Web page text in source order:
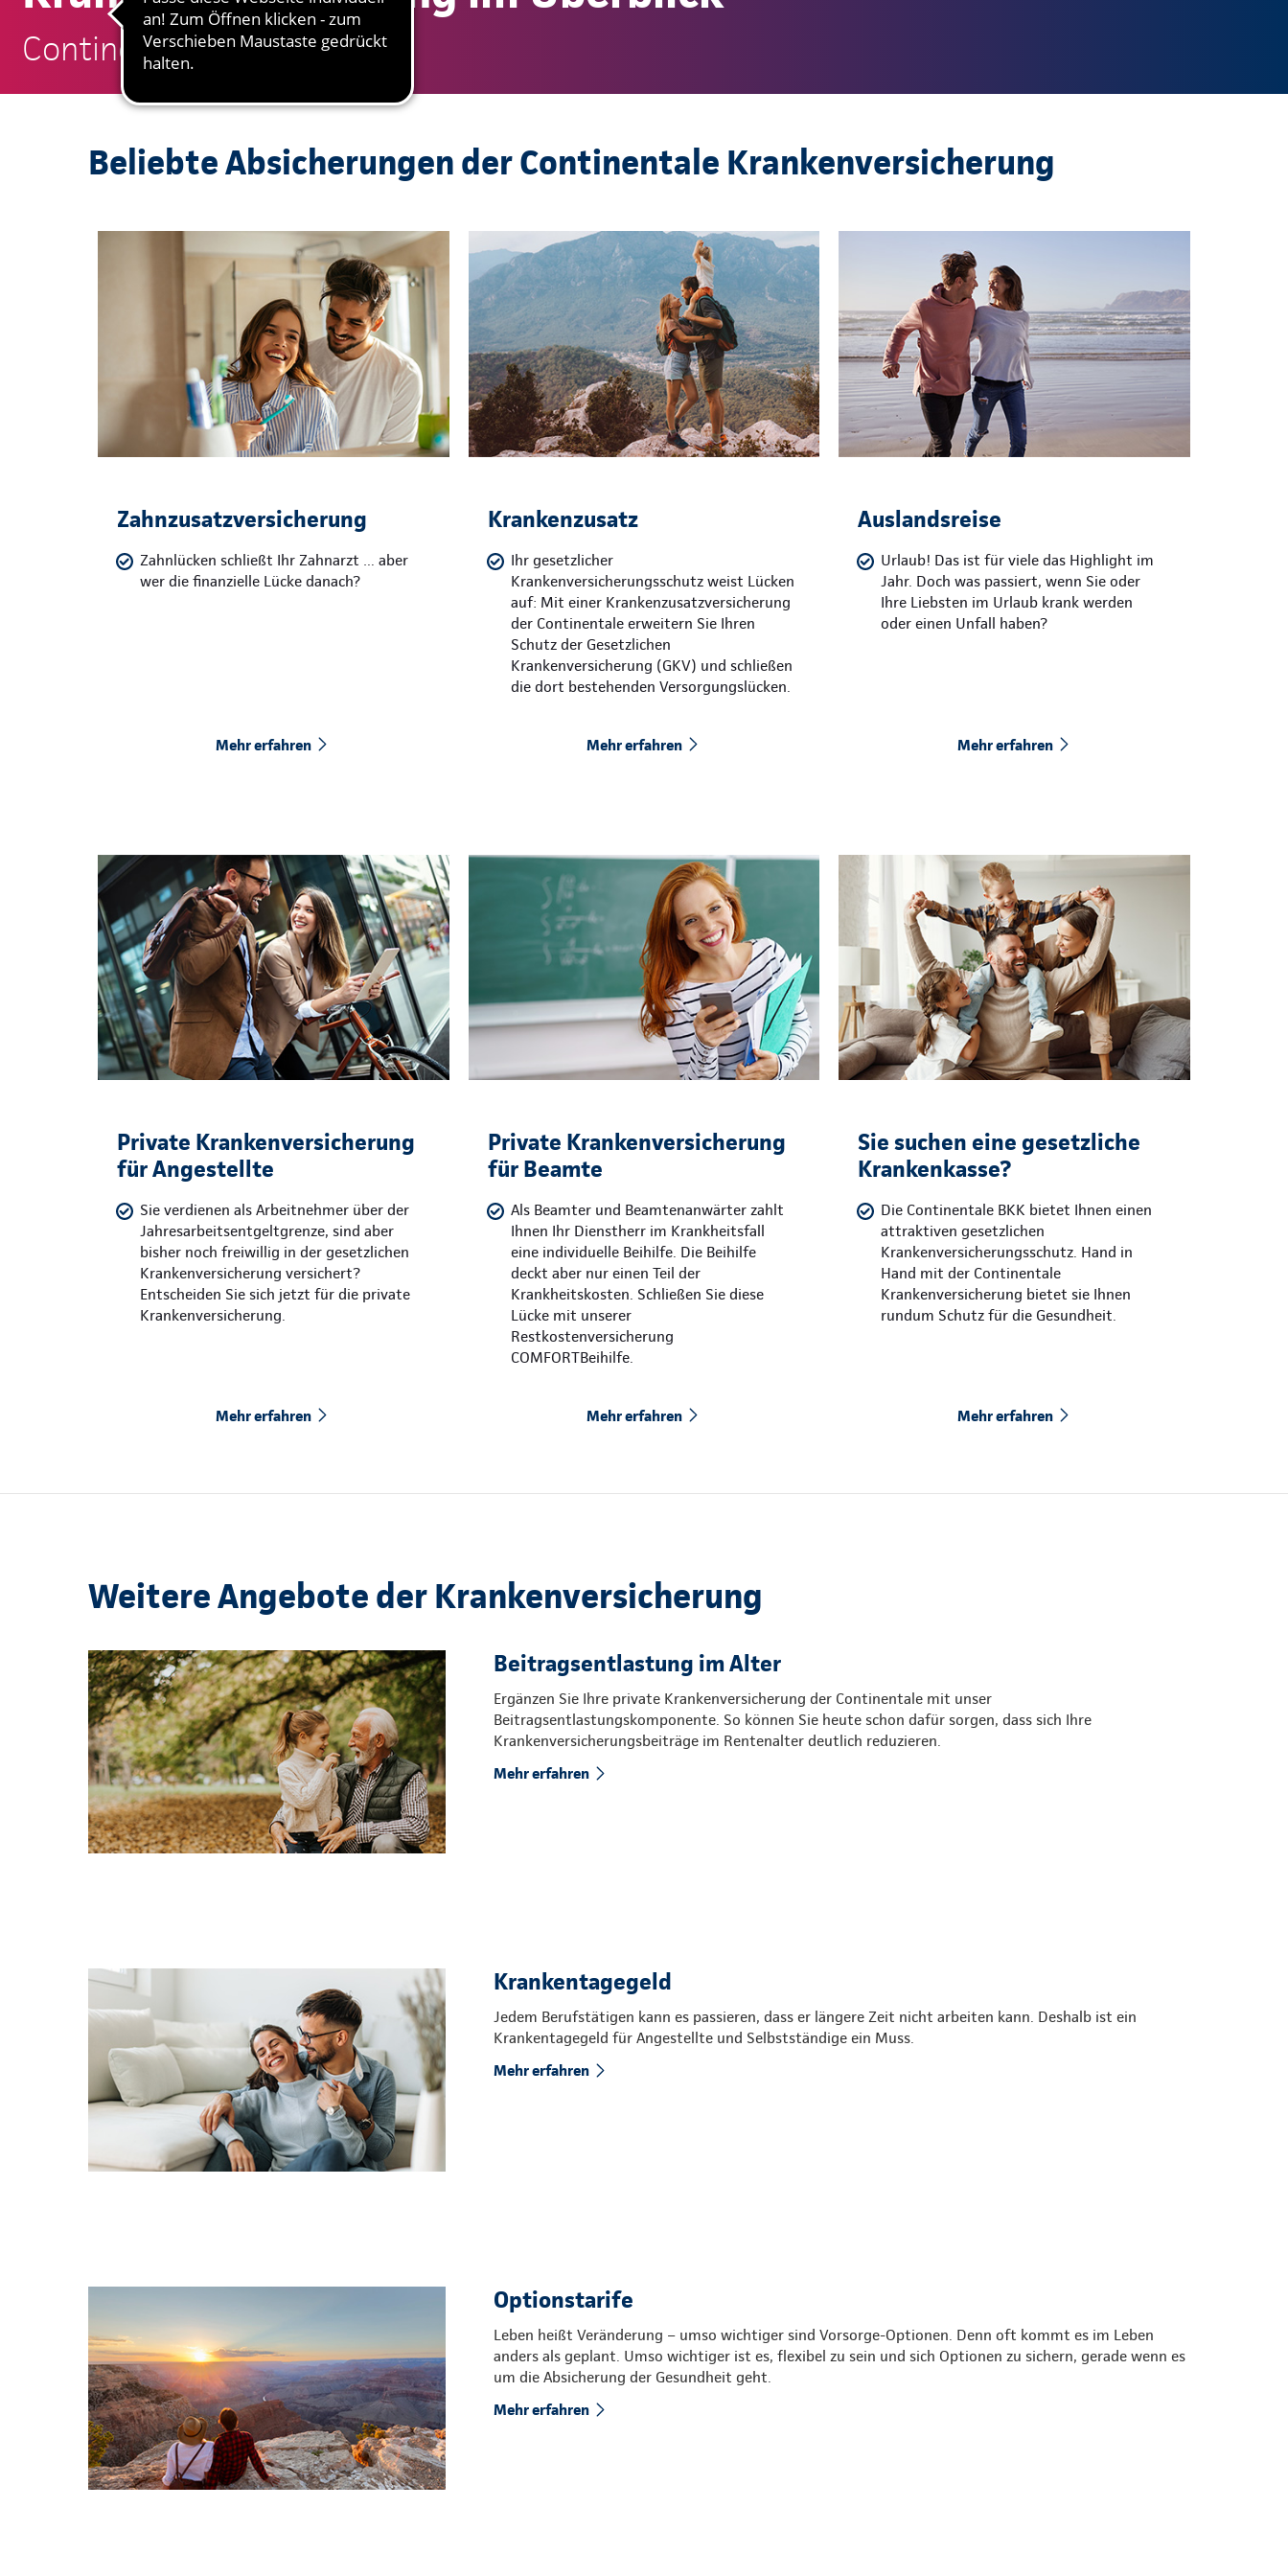
Continentale: Jens Stettin
Beliebte Absicherungen der Continentale Krankenversicherung
Zahnzusatzversicherung
Zahnlücken schließt Ihr Zahnarzt … aber
wer die finanzielle Lücke danach?
Mehr erfahren
Krankenzusatz
Ihr gesetzlicher
Krankenversicherungsschutz weist Lücken
auf: Mit einer Krankenzusatzversicherung
der Continentale erweitern Sie Ihren
Schutz der Gesetzlichen
Krankenversicherung (GKV) und schließen
die dort bestehenden Versorgungslücken.
Mehr erfahren
Auslandsreise
Urlaub! Das ist für viele das Highlight im
Jahr. Doch was passiert, wenn Sie oder
Ihre Liebsten im Urlaub krank werden
oder einen Unfall haben?
Mehr erfahren
Private Krankenversicherung
für Angestellte
Sie verdienen als Arbeitnehmer über der
Jahresarbeitsentgeltgrenze, sind aber
bisher noch freiwillig in der gesetzlichen
Krankenversicherung versichert?
Entscheiden Sie sich jetzt für die private
Krankenversicherung.
Mehr erfahren
Private Krankenversicherung
für Beamte
Als Beamter und Beamtenanwärter zahlt
Ihnen Ihr Dienstherr im Krankheitsfall
eine individuelle Beihilfe. Die Beihilfe
deckt aber nur einen Teil der
Krankheitskosten. Schließen Sie diese
Lücke mit unserer
Restkostenversicherung
COMFORTBeihilfe.
Mehr erfahren
Sie suchen eine gesetzliche
Krankenkasse?
Die Continentale BKK bietet Ihnen einen
attraktiven gesetzlichen
Krankenversicherungsschutz. Hand in
Hand mit der Continentale
Krankenversicherung bietet sie Ihnen
rundum Schutz für die Gesundheit.
Mehr erfahren
Weitere Angebote der Krankenversicherung
Beitragsentlastung im Alter
Ergänzen Sie Ihre private Krankenversicherung der Continentale mit unser
Beitragsentlastungskomponente. So können Sie heute schon dafür sorgen, dass sich Ihre
Krankenversicherungsbeiträge im Rentenalter deutlich reduzieren.
Mehr erfahren
Krankentagegeld
Jedem Berufstätigen kann es passieren, dass er längere Zeit nicht arbeiten kann. Deshalb ist ein
Krankentagegeld für Angestellte und Selbstständige ein Muss.
Mehr erfahren
Optionstarife
Leben heißt Veränderung – umso wichtiger sind Vorsorge-Optionen. Denn oft kommt es im Leben
anders als geplant. Umso wichtiger ist es, flexibel zu sein und sich Optionen zu sichern, gerade wenn es
um die Absicherung der Gesundheit geht.
Mehr erfahren